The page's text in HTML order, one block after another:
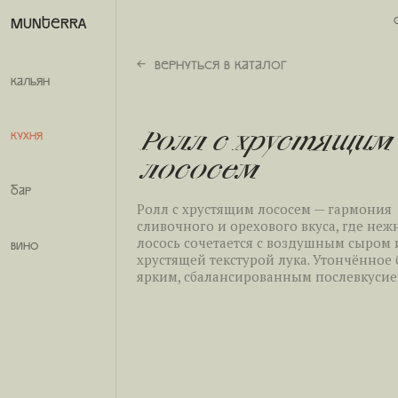
MUNTERRA
кальян
Кухня
Бар
вино
Ролл с хрустящим
лососем
Ролл с хрустящим лососем — гармония
сливочного и орехового вкуса, где
лосось сочетается с воздушным сыром
хрустящей текстурой лука.
ярким, сбалансированным
Вернуться в каталог
Осидзуси Лосось
Осидзуси с лососем — традиционный
пропитан ароматом юдзу и имбиря.
сочетание мягкого риса и пикантного
создаёт утончённый, чистый вкус моря.
40/64